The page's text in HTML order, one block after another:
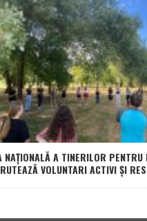
NAȚIONALĂ A TINERILOR PENTRU
VOLUNTARI ACTIVI ȘI